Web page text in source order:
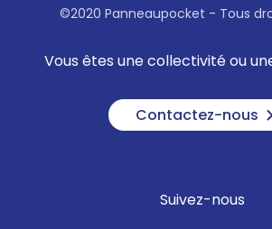
©2020 Panneaupocket - Tous
Vous êtes une collectivité ou
Contactez-nous
Suivez-nous